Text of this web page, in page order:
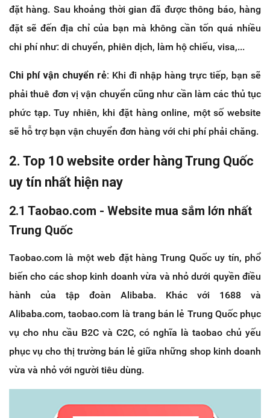
đặt hàng. Sau khoảng thời gian đã được thông báo, hàng
đặt sẽ đến địa chỉ của bạn mà không cần tốn quá nhiều
chi phí như: di chuyển, phiên dịch, làm hộ chiếu, visa,...
Chi phí vận chuyển rẻ: Khi đi nhập hàng trực tiếp, bạn sẽ
phải thuê đơn vị vận chuyển cũng như cần làm các thủ tục
phức tạp. Tuy nhiên, khi đặt hàng online, một số website
sẽ hỗ trợ bạn vận chuyển đơn hàng với chi phí phải chăng.
2. Top 10 website order hàng Trung Quốc
uy tín nhất hiện nay
2.1 Taobao.com - Website mua sắm lớn nhất
Trung Quốc
Taobao.com là một web đặt hàng Trung Quốc uy tín, phổ
biến cho các shop kinh doanh vừa và nhỏ dưới quyền điều
hành của tập đoàn Alibaba. Khác với 1688 và
Alibaba.com, taobao.com là trang bán lẻ Trung Quốc phục
vụ cho nhu cầu B2C và C2C, có nghĩa là taobao chủ yếu
phục vụ cho thị trường bán lẻ giữa những shop kinh doanh
vừa và nhỏ với người tiêu dùng.